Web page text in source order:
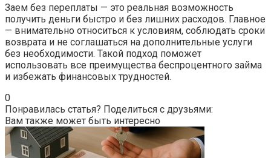
Заем без переплаты — это реальная возможность
получить деньги быстро и без лишних расходов. Главное
— внимательно относиться к условиям, соблюдать сроки
возврата и не соглашаться на дополнительные услуги
без необходимости. Такой подход поможет
использовать все преимущества беспроцентного займа
и избежать финансовых трудностей.
0
Понравилась статья? Поделиться с друзьями:
Вам также может быть интересно